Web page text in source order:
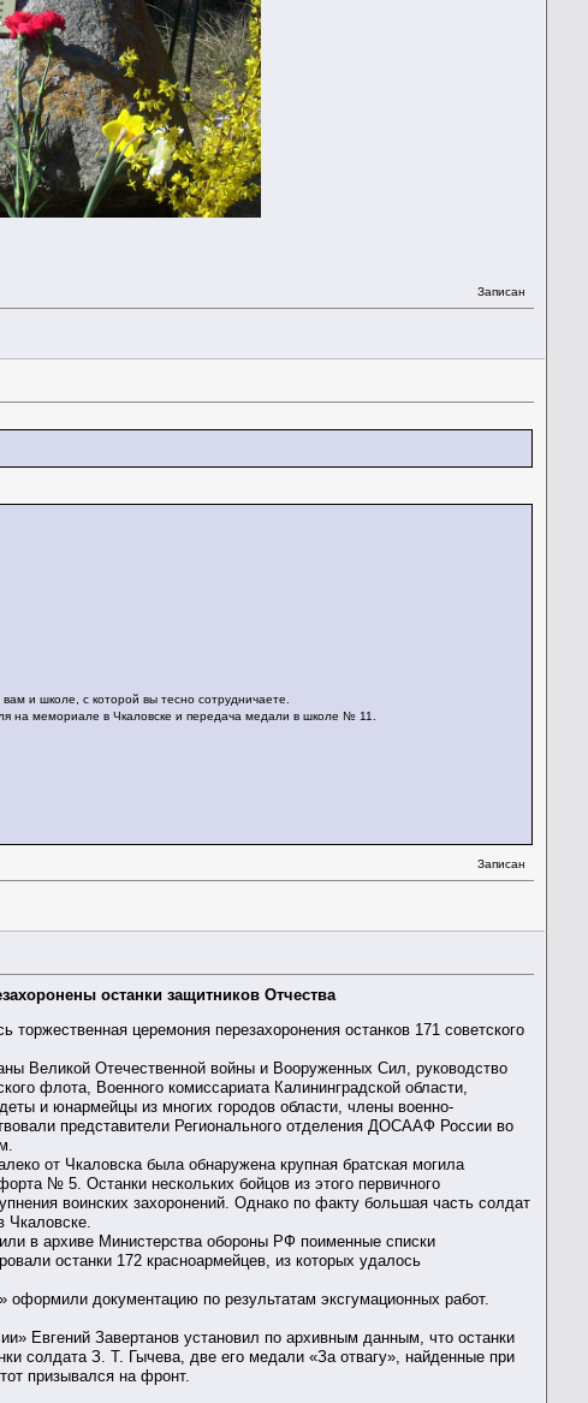
Записан
и школе, с которой вы тесно сотрудничаете.
на мемориале в Чкаловске и передача медали в школе № 11.
Записан
останки защитников Отчества
церемония перезахоронения останков 171 советского
Великой Отечественной войны и Вооруженных Сил, руководство
флота, Военного комиссариата Калининградской области,
и юнармейцы из многих городов области, члены военно-
представители Регионального отделения ДОСААФ России во
от Чкаловска была обнаружена крупная братская могила
№ 5. Останки нескольких бойцов из этого первичного
воинских захоронений. Однако по факту большая часть солдат
в архиве Министерства обороны РФ поименные списки
останки 172 красноармейцев, из которых удалось
оформили документацию по результатам эксгумационных работ.
Евгений Завертанов установил по архивным данным, что останки
солдата З. Т. Гычева, две его медали «За отвагу», найденные при
призывался на фронт.